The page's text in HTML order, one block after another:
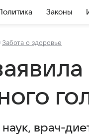
Законы
Забота о здоровье
врач-